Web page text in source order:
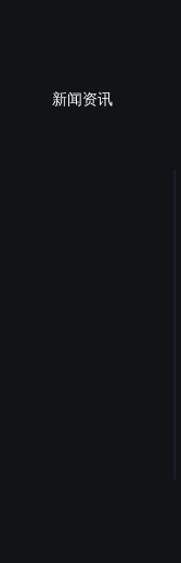
新闻资讯